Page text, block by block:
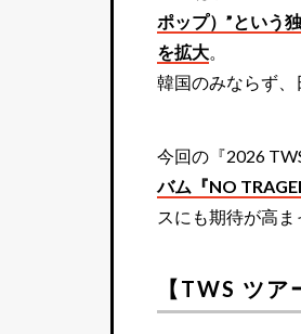
ポップ）”という
を拡大。
韓国のみならず、
今回の『2026
バム『NO
スにも期待が高ま
【TWS ツ